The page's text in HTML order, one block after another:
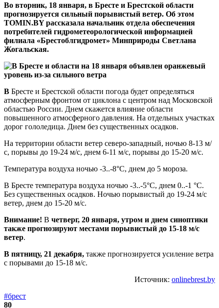
Во вторник, 18 января, в Бресте и Брестской области
прогнозируется сильный порывистый ветер. Об этом
TOMIN.BY рассказала начальник отдела обеспечения
потребителей гидрометеорологической информацией
филиала «Брестоблгидромет» Минприроды Светлана
Жогальская.
В Бресте и Брестской области погода будет определяться
атмосферным фронтом от циклона с центром над Московской
областью России. Днем скажется влияние области
повышенного атмосферного давления. На отдельных участках
дорог гололедица. Днем без существенных осадков.
На территории области ветер северо-западный, ночью 8-13 м/
с, порывы до 19-24 м/с, днем 6-11 м/с, порывы до 15-20 м/с.
Температура воздуха ночью -3..-8°С, днем до 5 мороза.
В Бресте температура воздуха ночью -3..-5°С, днем 0..-1 °С.
Без существенных осадков. Ночью порывистый до 19-24 м/с
ветер, днем до 15-20 м/с.
Внимание! В четверг, 20 января, утром и днем синоптики
также прогнозируют местами порывистый до 15-18 м/с
ветер.
В пятницу, 21 декабря, также прогнозируется усиление ветра
с порывами до 15-18 м/с.
Источник: onlinebrest.by
#брест
80